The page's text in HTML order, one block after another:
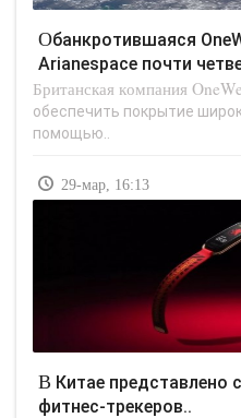
Обанкротившаяся OneWeb задолжала
Arianespace почти
Британская компания
обеспечить покрытие
помощью..
29-мар, 16:13
В Китае представлено семейство доступных
фитнес-трекеров..